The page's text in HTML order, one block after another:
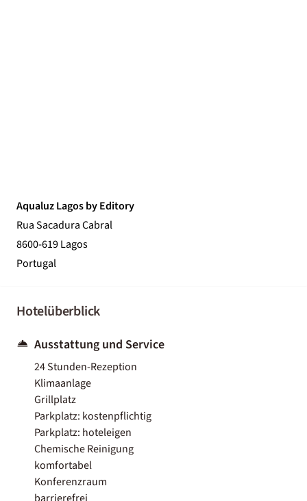
Aqualuz Lagos by Editory
Rua Sacadura Cabral
8600-619 Lagos
Portugal
Hotelüberblick
Ausstattung und Service
24 Stunden-Rezeption
Klimaanlage
Grillplatz
Parkplatz: kostenpflichtig
Parkplatz: hoteleigen
Chemische Reinigung
komfortabel
Konferenzraum